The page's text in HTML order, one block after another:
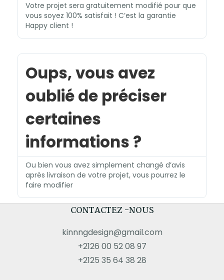
Votre projet sera gratuitement modifié pour que
vous soyez 100% satisfait ! C’est la garantie
Happy client !
Oups, vous avez
oublié de préciser
certaines
informations ?
Ou bien vous avez simplement changé d’avis
après livraison de votre projet, vous pourrez le
faire modifier
CONTACTEZ -NOUS
kinnngdesign@gmail.com
+2126 00 52 08 97
+2125 35 64 38 28